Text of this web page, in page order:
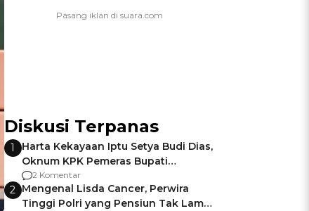
Diskusi Terpanas
1
Harta Kekayaan Iptu Setya Budi Dias,
Oknum KPK Pemeras Bupati
Pemalang
2 Komentar
2 Mengenal Lisda Cancer, Perwira
Tinggi Polri yang Pensiun Tak Lama